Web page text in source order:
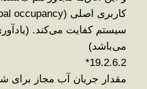
کاربری اصلی (principal occupancy)
سیستم کفایت می‌کند.
(
می‌باشد)
19.2.6.2
*
مقدار جریان آب مجاز برای